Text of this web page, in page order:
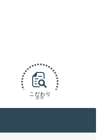
こだわり
条件